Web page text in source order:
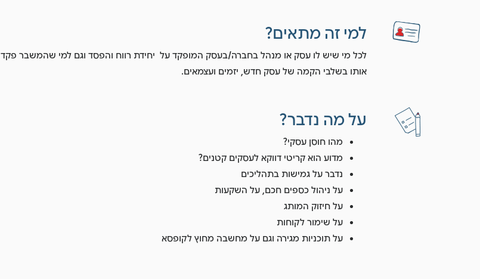
למי זה מתאים?
לכל מי שיש לו עסק או מנהל בחברה/בעסק המופקד על יחידת רווח והפסד וגם למי שהמשבר פקד
אותו בשלבי הקמה של עסק חדש, יזמים ועצמאים.
על מה נדבר?
מהו חוסן עסקי?
מדוע הוא קריטי דווקא לעסקים קטנים?
נדבר על גמישות בתהליכים
על ניהול כספים חכם, על השקעות
על חיזוק המותג
על שימור לקוחות
על תוכניות מגירה וגם על מחשבה מחוץ לקופסא